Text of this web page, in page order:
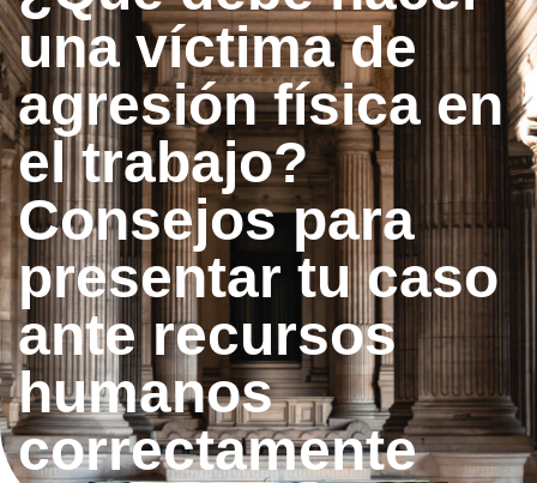
una víctima de
agresión física en
el trabajo?
Consejos para
presentar tu caso
ante recursos
humanos
correctamente